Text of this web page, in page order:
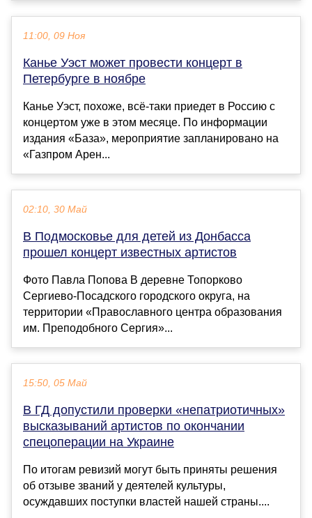
11:00, 09 Ноя
Канье Уэст может провести концерт в
Петербурге в ноябре
Канье Уэст, похоже, всё-таки приедет в Россию с
концертом уже в этом месяце. По информации
издания «База», мероприятие запланировано на
«Газпром Арен...
02:10, 30 Май
В Подмосковье для детей из Донбасса
прошел концерт известных артистов
Фото Павла Попова В деревне Топорково
Сергиево-Посадского городского округа, на
территории «Православного центра образования
им. Преподобного Сергия»...
15:50, 05 Май
В ГД допустили проверки «непатриотичных»
высказываний артистов по окончании
спецоперации на Украине
По итогам ревизий могут быть приняты решения
об отзыве званий у деятелей культуры,
осуждавших поступки властей нашей страны....